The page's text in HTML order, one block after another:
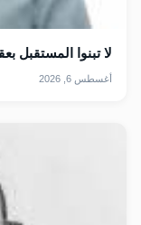
لا تبنوا المستقبل
أغسطس 6, 2026